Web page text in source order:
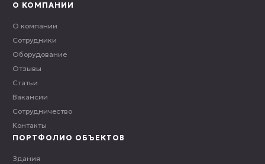
О КОМПАНИИ
О компании
Сотрудники
Оборудование
Отзывы
Статьи
Вакансии
Сотрудничество
Контакты
ПОРТФОЛИО ОБЪЕКТОВ
Здания